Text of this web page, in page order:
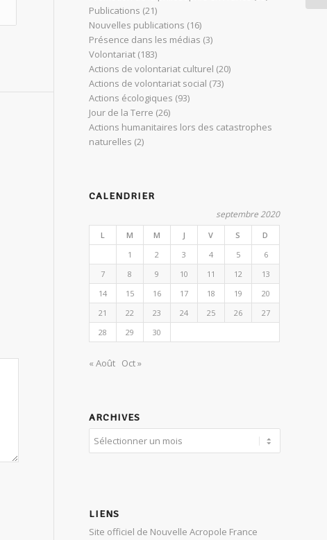
Publications (21)
Nouvelles publications (16)
Présence dans les médias (3)
Volontariat (183)
Actions de volontariat culturel (20)
Actions de volontariat social (73)
Actions écologiques (93)
Jour de la Terre (26)
Actions humanitaires lors des catastrophes
naturelles (2)
CALENDRIER
septembre 2020
L M M J V S
D
1
2 3 4 5
6
7
8 9 10 11 12
13
14
15 16 17 18 19
20
21
22 23 24 25 26
27
28
29 30
« Août Oct »
ARCHIVES
LIENS
Site officiel de Nouvelle Acropole France